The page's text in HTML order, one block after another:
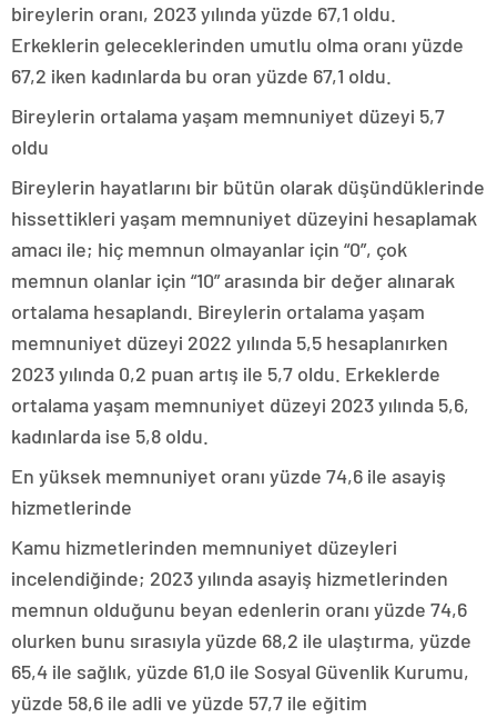
bireylerin oranı, 2023 yılında yüzde 67,1 oldu.
Erkeklerin geleceklerinden umutlu olma oranı yüzde
67,2 iken kadınlarda bu oran yüzde 67,1 oldu.
Bireylerin ortalama yaşam memnuniyet düzeyi 5,7
oldu
Bireylerin hayatlarını bir bütün olarak düşündüklerinde
hissettikleri yaşam memnuniyet düzeyini hesaplamak
amacı ile; hiç memnun olmayanlar için “0”, çok
memnun olanlar için “10” arasında bir değer alınarak
ortalama hesaplandı. Bireylerin ortalama yaşam
memnuniyet düzeyi 2022 yılında 5,5 hesaplanırken
2023 yılında 0,2 puan artış ile 5,7 oldu. Erkeklerde
ortalama yaşam memnuniyet düzeyi 2023 yılında 5,6,
kadınlarda ise 5,8 oldu.
En yüksek memnuniyet oranı yüzde 74,6 ile asayiş
hizmetlerinde
Kamu hizmetlerinden memnuniyet düzeyleri
incelendiğinde; 2023 yılında asayiş hizmetlerinden
memnun olduğunu beyan edenlerin oranı yüzde 74,6
olurken bunu sırasıyla yüzde 68,2 ile ulaştırma, yüzde
65,4 ile sağlık, yüzde 61,0 ile Sosyal Güvenlik Kurumu,
yüzde 58,6 ile adli ve yüzde 57,7 ile eğitim